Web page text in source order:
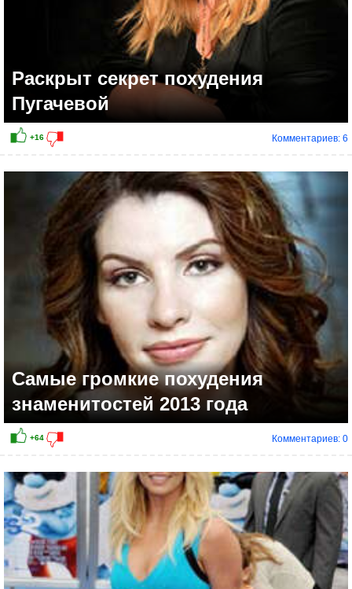
+5
Раскрыт секрет похудения
Пугачевой
Комментариев: 6
Самые громкие похудения
знаменитостей 2013 года
Комментариев: 0